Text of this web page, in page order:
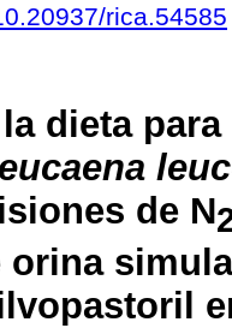
rica.54585
dieta
de N
orina